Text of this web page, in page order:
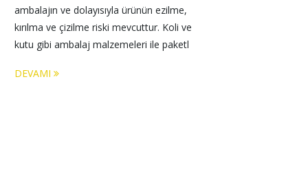
ambalajın ve dolayısıyla ürünün ezilme,
kırılma ve çizilme riski mevcuttur. Koli ve
kutu gibi ambalaj malzemeleri ile paketl
DEVAMI